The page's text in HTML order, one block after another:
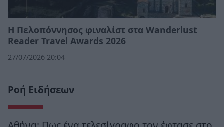
Η Πελοπόννησος φιναλίστ στα Wanderlust
Reader Travel Awards 2026
27/07/2026 20:04
Ροή Ειδήσεων